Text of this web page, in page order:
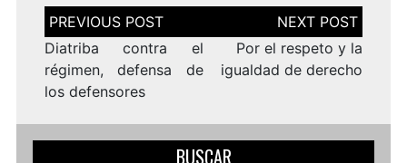
Navegación
de
entradas
Diatriba contra el
régimen, defensa de
los defensores
Por el respeto y la
igualdad de derecho
BUSCAR